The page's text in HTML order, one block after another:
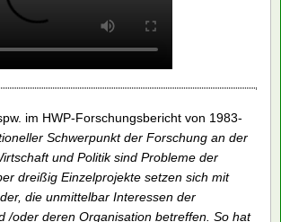
einzubringen!
ist ein Beschluss des
der SPD Hamburg am 5. November 2022,
aus einem GdFF-Mitglied, der
für Arbeitnehmerfragen der SPD HH,
und dem FSR Sozialökonomie auf
werden konnte. Hier findet Ihr die
Beschlussfassung des Antrages als Video: